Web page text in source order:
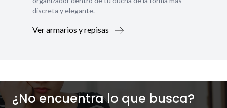
discreta y elegante.
Ver armarios y repisas
¿No encuentra lo que busca?